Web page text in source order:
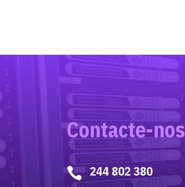
Contacte-nos
 244 802 380